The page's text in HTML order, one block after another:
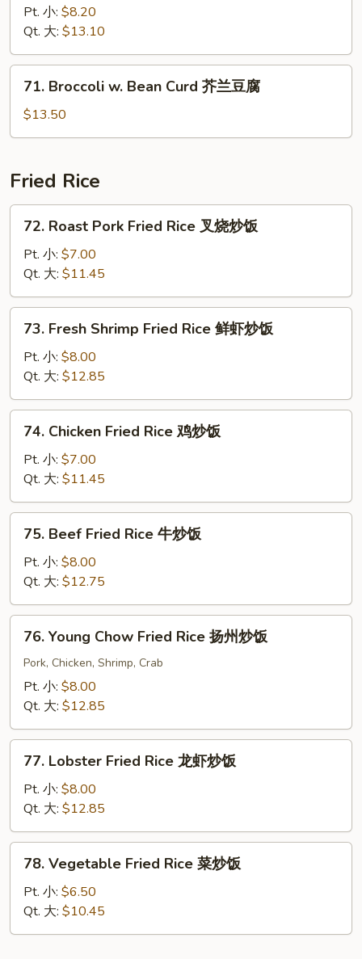
Pork
Broccoli
芥
Pt. 小: $8.20
Qt. 大: $13.10
Broccoli
Bean
芥
兰
豆
71. Broccoli w. Bean Curd 芥兰豆腐
$13.50
Fried Rice
Roast
Pork
Fried
Rice
叉
72. Roast Pork Fried Rice 叉烧炒饭
Pt. 小: $7.00
Qt. 大: $11.45
Fresh
Shrimp
Fried
Rice
鲜
73. Fresh Shrimp Fried Rice 鲜虾炒饭
Pt. 小: $8.00
Qt. 大: $12.85
Chicken
Fried
Rice
鸡
炒
74. Chicken Fried Rice 鸡炒饭
Pt. 小: $7.00
Qt. 大: $11.45
Beef
Fried
Rice
牛
炒
75. Beef Fried Rice 牛炒饭
Pt. 小: $8.00
Qt. 大: $12.75
Young
Chow
Fried
Rice
州
76. Young Chow Fried Rice 扬州炒饭
Pork, Chicken, Shrimp, Crab
Pt. 小: $8.00
Qt. 大: $12.85
Lobster
Fried
Rice
龙
虾
77. Lobster Fried Rice 龙虾炒饭
Pt. 小: $8.00
Qt. 大: $12.85
Vegetable
Fried
Rice
菜
78. Vegetable Fried Rice 菜炒饭
Pt. 小: $6.50
Qt. 大: $10.45